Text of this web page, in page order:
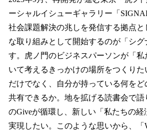
ーシャルイシューギャラリー「
社会課題解決の兆しを発信する拠点と
な取り組みとして開始するのが「シ
す。虎ノ門のビジネスパーソンが「私
いて考えるきっかけの場所をつくりた
だけでなく、自分が持っている何をど
共有できるか。地を拡げる読書会で
のGiveが循環し、新しい「私たちの経
実現したい。このような思いから、「